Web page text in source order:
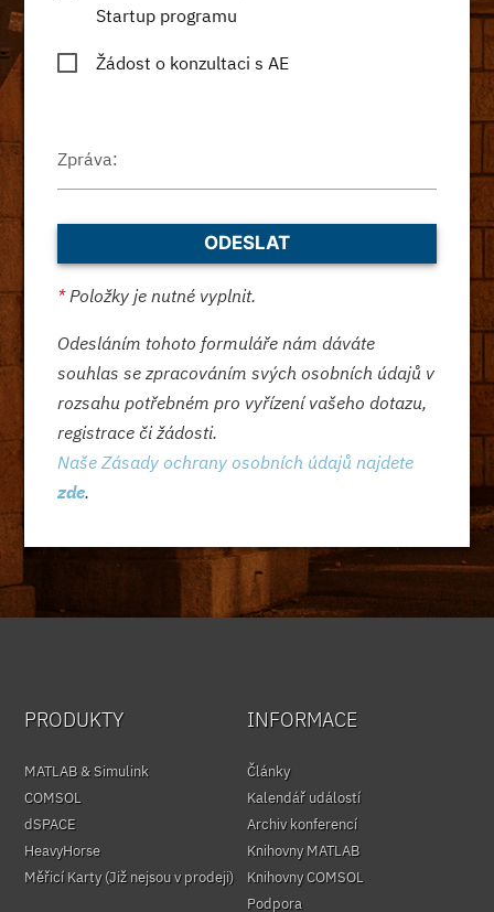
Startup programu
Žádost o konzultaci s AE
Zpráva:
*Položky je nutné vyplnit.
Odesláním tohoto formuláře nám dáváte
souhlas se zpracováním svých osobních údajů v
rozsahu potřebném pro vyřízení vašeho dotazu,
registrace či žádosti.
Naše Zásady ochrany osobních údajů najdete
zde.
PRODUKTY
MATLAB & Simulink
COMSOL
dSPACE
HeavyHorse
Měřicí Karty (Již nejsou v prodeji)
INFORMACE
Články
Kalendář událostí
Archiv konferencí
Knihovny MATLAB
Knihovny COMSOL
Podpora